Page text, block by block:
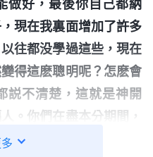
做好，最後你自己都納
現在我裏面增加了許多
往都没學過這些，現在
得這麽聰明呢？怎麽會
説不清楚，這就是神開
。你們在盡本分期間，
果感覺不到這些，這就